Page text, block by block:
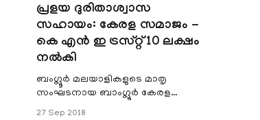
പ്രളയ ദുരിതാശ്വാസ
സഹായം: കേരള സമാജം -
കെ എന്‍ ഇ ട്രസ്റ്റ് 10 ലക്ഷം
നല്‍കി
ബംഗ്ലൂര്‍ മലയാളികളുടെ മാതൃ
സംഘടനായ ബാംഗ്ലൂര്‍ കേരള
27 Sep 2018